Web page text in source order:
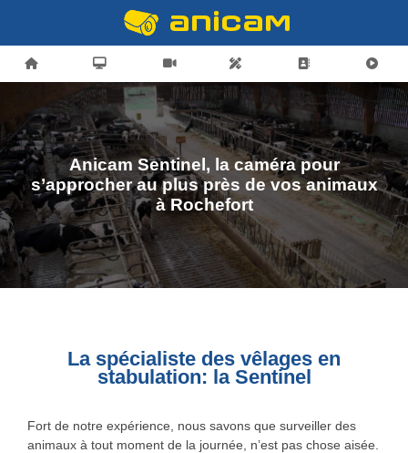
Anicam Sentinel, la caméra pour
s’approcher au plus près de vos animaux
à Rochefort
La spécialiste des vêlages en
stabulation: la Sentinel
Fort de notre expérience, nous savons que surveiller des
animaux à tout moment de la journée, n’est pas chose aisée.